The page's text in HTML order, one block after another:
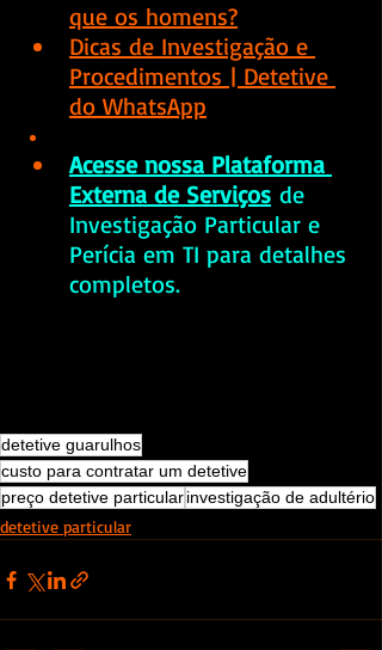
que os homens?
Dicas de Investigação e
Procedimentos | Detetive
do WhatsApp
Acesse nossa Plataforma
Externa de Serviços de
Investigação Particular e
Perícia em TI para detalhes
completos.
detetive guarulhos
custo para contratar um detetive
preço detetive particularinvestigação de adultério
detetive particular